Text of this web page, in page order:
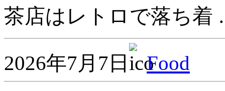
茶店はレトロで落ち
2026年7月7日 Food